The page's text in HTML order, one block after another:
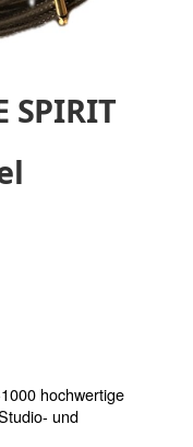
SPIRIT
hochwertige
und